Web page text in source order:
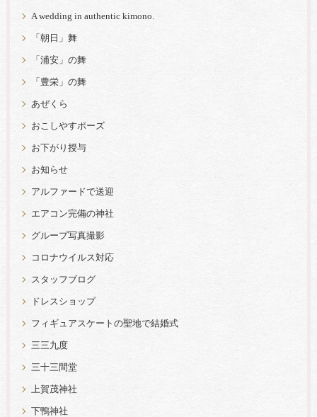
A wedding in authentic kimono.
「朝日」舞
「浦安」の舞
「豊栄」の舞
あぜくら
おこしやすポーズ
お下がり授与
お知らせ
アルファードで送迎
エアコン完備の神社
グループ写真撮影
コロナウイルス対応
スタッフブログ
ドレスショップ
フィギュアスケートの聖地で結婚式
三三九度
三十三間堂
上賀茂神社
下鴨神社